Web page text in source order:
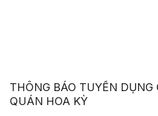
THÔNG BÁO TUYỂN
QUÁN HOA KỲ